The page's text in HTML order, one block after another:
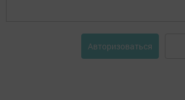
Авторизоваться